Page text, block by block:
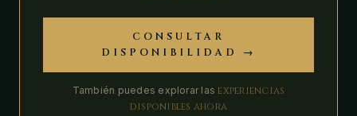
CONSULTAR
DISPONIBILIDAD →
También puedes explorar las experiencias
disponibles ahora